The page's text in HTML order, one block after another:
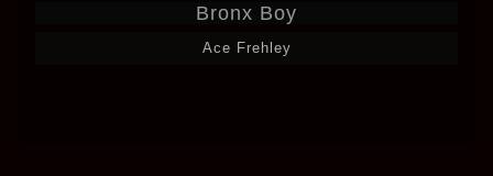
Bronx Boy
Ace Frehley